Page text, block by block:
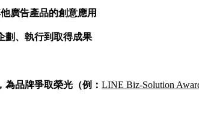
廣告產品的創意應用
劃、執行到取得成果
品牌爭取榮光（例： LINE Biz-Solution